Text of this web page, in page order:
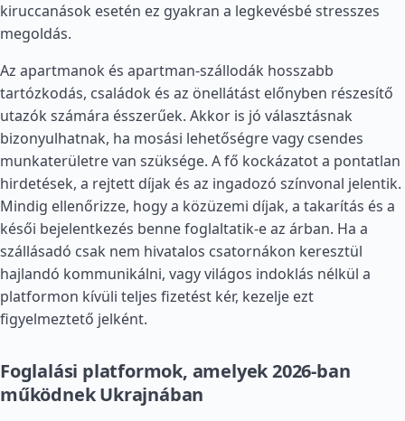
kiruccanások esetén ez gyakran a legkevésbé stresszes
megoldás.
Az apartmanok és apartman-szállodák hosszabb
tartózkodás, családok és az önellátást előnyben részesítő
utazók számára ésszerűek. Akkor is jó választásnak
bizonyulhatnak, ha mosási lehetőségre vagy csendes
munkaterületre van szüksége. A fő kockázatot a pontatlan
hirdetések, a rejtett díjak és az ingadozó színvonal jelentik.
Mindig ellenőrizze, hogy a közüzemi díjak, a takarítás és a
késői bejelentkezés benne foglaltatik-e az árban. Ha a
szállásadó csak nem hivatalos csatornákon keresztül
hajlandó kommunikálni, vagy világos indoklás nélkül a
platformon kívüli teljes fizetést kér, kezelje ezt
figyelmeztető jelként.
Foglalási platformok, amelyek 2026-ban
működnek Ukrajnában